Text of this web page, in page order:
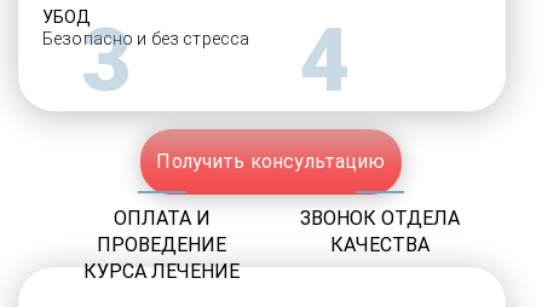
УБОД
Безопасно и без стресса
Получить консультацию
3
ОПЛАТА И
ПРОВЕДЕНИЕ
КУРСА ЛЕЧЕНИЕ
4
ЗВОНОК ОТДЕЛА
КАЧЕСТВА